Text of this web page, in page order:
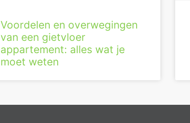
Voordelen en overwegingen
van een gietvloer
appartement: alles wat je
moet weten